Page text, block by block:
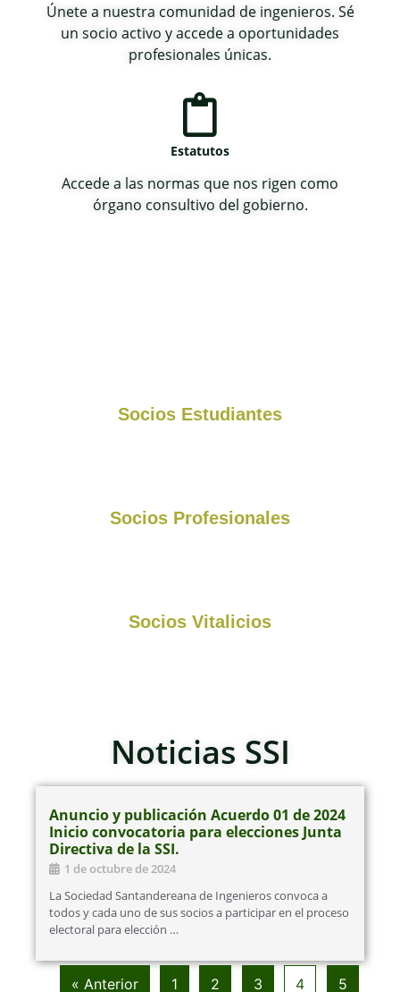
Únete a nuestra comunidad de ingenieros. Sé
un socio activo y accede a oportunidades
profesionales únicas.
Estatutos
Accede a las normas que nos rigen como
órgano consultivo del gobierno.
Socios Estudiantes
Socios Profesionales
Socios Vitalicios
Noticias SSI
Anuncio y publicación Acuerdo 01 de 2024
Inicio convocatoria para elecciones Junta
Directiva de la SSI.
1 de octubre de 2024
La Sociedad Santandereana de Ingenieros convoca a
todos y cada uno de sus socios a participar en el proceso
electoral para elección …
« Anterior 1 2 3 4 5